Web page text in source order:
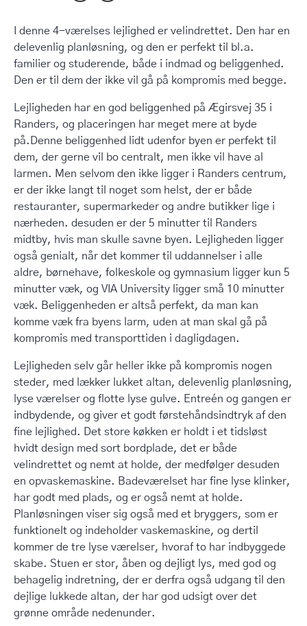
I denne 4-værelses lejlighed er velindrettet. Den har en
delevenlig planløsning, og den er perfekt til bl.a.
familier og studerende, både i indmad og beliggenhed.
Den er til dem der ikke vil gå på kompromis med begge.
Lejligheden har en god beliggenhed på Ægirsvej 35 i
Randers, og placeringen har meget mere at byde
på.Denne beliggenhed lidt udenfor byen er perfekt til
dem, der gerne vil bo centralt, men ikke vil have al
larmen. Men selvom den ikke ligger i Randers centrum,
er der ikke langt til noget som helst, der er både
restauranter, supermarkeder og andre butikker lige i
nærheden. desuden er der 5 minutter til Randers
midtby, hvis man skulle savne byen. Lejligheden ligger
også genialt, når det kommer til uddannelser i alle
aldre, børnehave, folkeskole og gymnasium ligger kun 5
minutter væk, og VIA University ligger små 10 minutter
væk. Beliggenheden er altså perfekt, da man kan
komme væk fra byens larm, uden at man skal gå på
kompromis med transporttiden i dagligdagen.
Lejligheden selv går heller ikke på kompromis nogen
steder, med lækker lukket altan, delevenlig planløsning,
lyse værelser og flotte lyse gulve. Entreén og gangen er
indbydende, og giver et godt førstehåndsindtryk af den
fine lejlighed. Det store køkken er holdt i et tidsløst
hvidt design med sort bordplade, det er både
velindrettet og nemt at holde, der medfølger desuden
en opvaskemaskine. Badeværelset har fine lyse klinker,
har godt med plads, og er også nemt at holde.
Planløsningen viser sig også med et bryggers, som er
funktionelt og indeholder vaskemaskine, og dertil
kommer de tre lyse værelser, hvoraf to har indbyggede
skabe. Stuen er stor, åben og dejligt lys, med god og
behagelig indretning, der er derfra også udgang til den
dejlige lukkede altan, der har god udsigt over det
grønne område nedenunder.